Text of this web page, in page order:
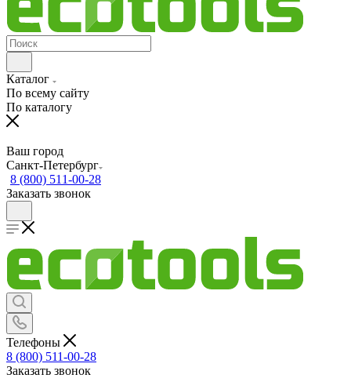
Каталог
По всему сайту
По каталогу
Ваш город
Санкт-Петербург
8 (800) 511-00-28
Заказать звонок
Телефоны
8 (800) 511-00-28
Заказать звонок